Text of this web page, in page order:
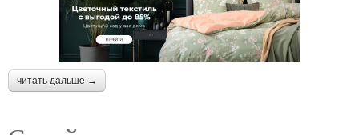
читать дальше →